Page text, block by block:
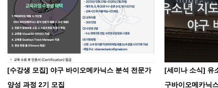
[수강생 모집] 야구 바이오메카닉스 분석 전문가
양성 과정 2기 모집
[세미나 소식] 유
구바이오메카닉